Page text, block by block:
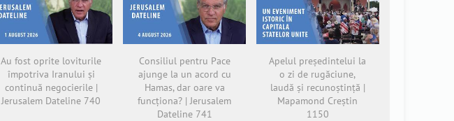
Au fost oprite loviturile
împotriva Iranului și
continuă negocierile |
Jerusalem Dateline 740
Consiliul pentru Pace
ajunge la un acord cu
Hamas, dar oare va
funcționa? | Jerusalem
Dateline 741
Apelul președintelui la
o zi de rugăciune,
laudă și recunoștință |
Mapamond Creștin
1150